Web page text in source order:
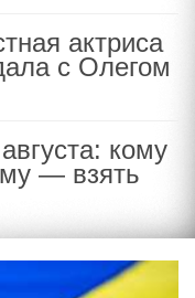
актриса
с Олегом
кому
— взять